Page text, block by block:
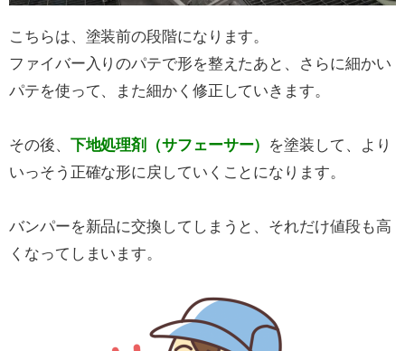
こちらは、塗装前の段階になります。
ファイバー入りのパテで形を整えたあと、さらに細かい
パテを使って、また細かく修正していきます。
その後、 下地処理剤（サフェーサー） を塗装して、より
いっそう正確な形に戻していくことになります。
バンパーを新品に交換してしまうと、それだけ値段も高
くなってしまいます。